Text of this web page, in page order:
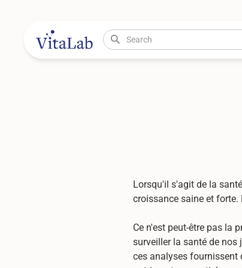
Lorsqu'il s'agit de la
croissance saine et
Ce n'est peut-être pas la
surveiller la santé de nos
ces analyses fournissent